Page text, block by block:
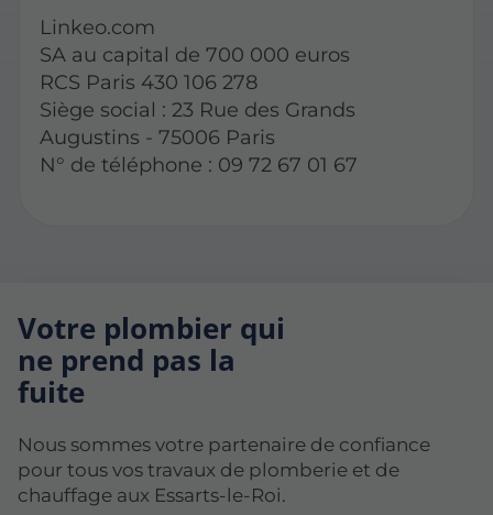
Linkeo.com
SA au capital de 700 000 euros
RCS Paris 430 106 278
Siège social : 23 Rue des Grands
Augustins - 75006 Paris
N° de téléphone : 09 72 67 01 67
Votre plombier qui
ne prend pas la
fuite
Nous sommes votre partenaire de confiance
pour tous vos travaux de plomberie et de
chauffage aux Essarts-le-Roi.